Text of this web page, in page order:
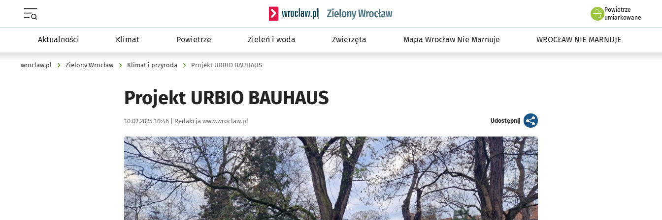
Serwis informacyjny wroclaw.pl podserwis: Środowisko we Wrocławiu
Powietrze
we Wrocławiu
umiarkowane
Aktualności Klimat Powietrze Zieleń i woda Zwierzęta Mapa Wrocław Nie Marnuje WROCŁAW NIE MARNUJE
wroclaw.pl Zielony Wrocław Klimat i przyroda Projekt URBIO BAUHAUS
Projekt URBIO BAUHAUS
Data publikacji:
10.02.2025 10:46 | Autor:
Redakcja www.wroclaw.pl Udostępnijartykuł
Kliknij, aby zobaczyć galerię
Kliknij, aby powiększyć